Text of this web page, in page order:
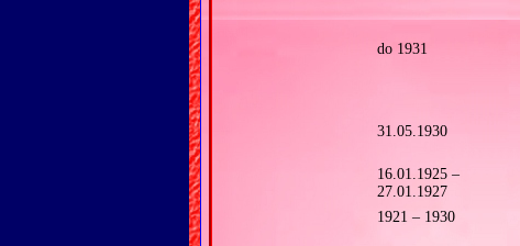
do 1931
31.05.1930
16.01.1925 –
27.01.1927
1921 – 1930